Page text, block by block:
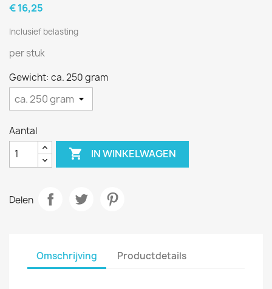
€ 16,25
Inclusief belasting
per stuk
Gewicht: ca. 250 gram
Aantal
 IN WINKELWAGEN
Delen
Omschrijving Productdetails